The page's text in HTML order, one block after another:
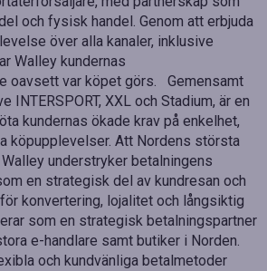
och fysisk handel. Genom att erbjuda
över alla kanaler, inklusive
Walley kundernas
oavsett var köpet görs. Gemensamt
INTERSPORT, XXL och Stadium, är en
kundernas ökade krav på enkelhet,
köpupplevelser. Att Nordens största
understryker betalningens
en strategisk del av kundresan och
konvertering, lojalitet och långsiktig
som en strategisk betalningspartner
e-handlare samt butiker i Norden.
och kundvänliga betalmetoder